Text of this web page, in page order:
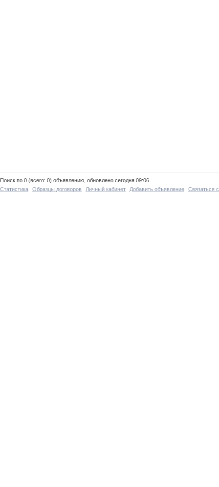
Поиск по 0 (всего: 0) объявлению, обновлено сегодня 09:06
Статистика
Образцы договоров Личный кабинет Добавить объявление Связаться